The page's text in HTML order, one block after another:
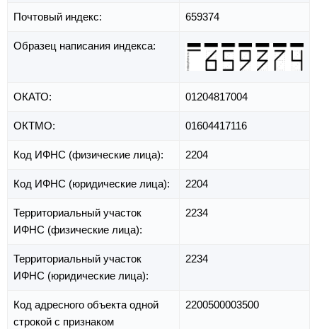
Почтовый индекс: 659374
Образец написания индекса:
ОКАТО: 01204817004
ОКТМО: 01604417116
Код ИФНС (физические лица): 2204
Код ИФНС (юридические лица): 2204
Территориальный участок
ИФНС (физические лица):
2234
Территориальный участок
ИФНС (юридические лица):
2234
Код адресного объекта одной
строкой с признаком
2200500003500